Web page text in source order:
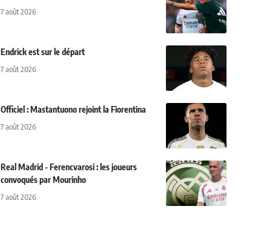
7 août 2026
Endrick est sur le départ
7 août 2026
Officiel : Mastantuono rejoint la Fiorentina
7 août 2026
Real Madrid - Ferencvarosi : les joueurs
convoqués par Mourinho
7 août 2026